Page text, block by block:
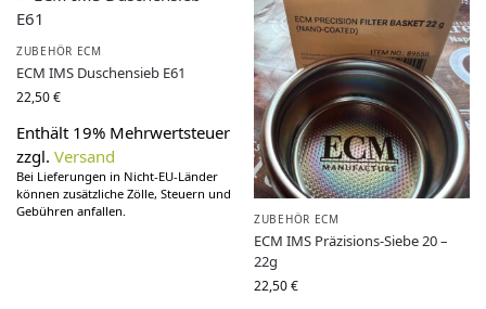
ZUBEHÖR ECM
ECM IMS Duschensieb E61
22,50€
Enthält 19% Mehrwertsteuer
zzgl. Versand
Bei Lieferungen in Nicht-EU-Länder
können zusätzliche Zölle, Steuern und
Gebühren anfallen.
ZUBEHÖR ECM
ECM IMS Präzisions-Siebe 20 –
22g
22,50€